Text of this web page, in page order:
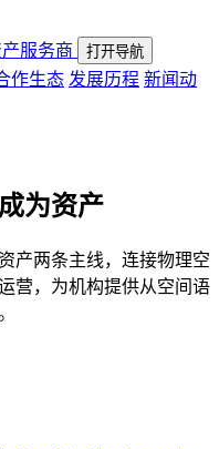
服务商
打开导航
作生态 发展历程 新闻动
为资产
产两条主线，连接物理空
营，为机构提供从空间语